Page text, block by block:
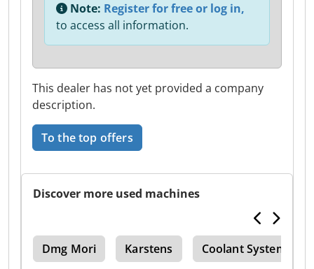
This dealer has not yet provided a company
description.
To the top offers
Note: Register for free or log in,
to access all information.
Discover more used machines
Dmg Mori Karstens Coolant System